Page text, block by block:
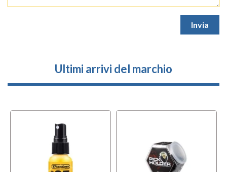
Ultimi arrivi del marchio